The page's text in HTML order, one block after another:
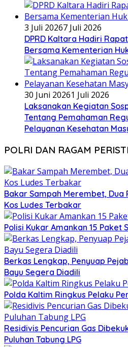
3 Juli 20267 Juli 2026
DPRD Kaltara Hadiri
Bersama Kementerian
30 Juni 20261 Juli 2026
Laksanakan Kegiatan
Tentang Pemahaman
Pelayanan Kesehatan
POLRI DAN RAGAM
Bakar Sampah Merembet, Dua
Kos Ludes Terbakar
Polisi Kukar Amankan 15 Paket
Berkas Lengkap, Penyuap
Bayu Segera Diadili
Polda Kaltim Ringkus Pelaku
Residivis Pencurian Gas
Puluhan Tabung LPG